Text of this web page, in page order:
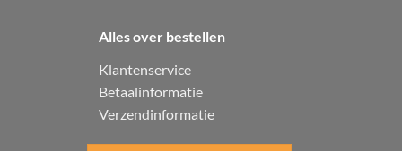
Alles over bestellen
Klantenservice
Betaalinformatie
Verzendinformatie